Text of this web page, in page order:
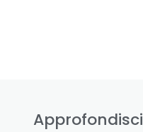
Approfondisci